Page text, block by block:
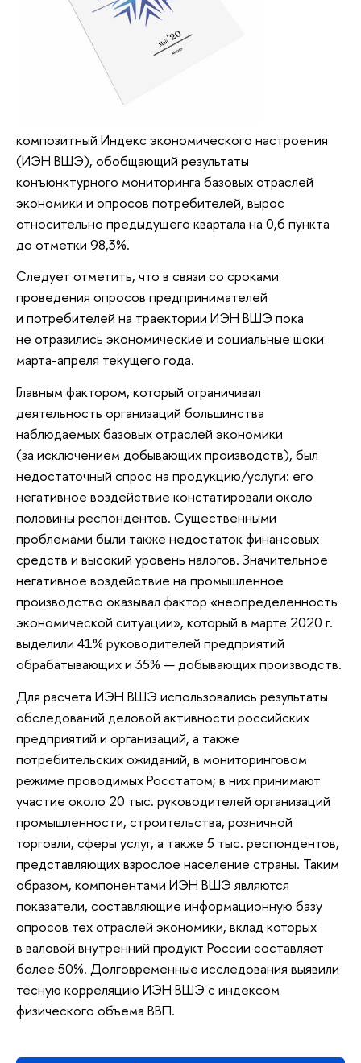
композитный Индекс экономического настроения
(ИЭН ВШЭ), обобщающий результаты
конъюнктурного мониторинга базовых отраслей
экономики и опросов потребителей, вырос
относительно предыдущего квартала на 0,6 пункта
до отметки 98,3%.
Следует отметить, что в связи со сроками
проведения опросов предпринимателей
и потребителей на траектории ИЭН ВШЭ пока
не отразились экономические и социальные шоки
марта-апреля текущего года.
Главным фактором, который ограничивал
деятельность организаций большинства
наблюдаемых базовых отраслей экономики
(за исключением добывающих производств), был
недостаточный спрос на продукцию/услуги: его
негативное воздействие констатировали около
половины респондентов. Существенными
проблемами были также недостаток финансовых
средств и высокий уровень налогов. Значительное
негативное воздействие на промышленное
производство оказывал фактор «неопределенность
экономической ситуации», который в марте 2020 г.
выделили 41% руководителей предприятий
обрабатывающих и 35% — добывающих производств.
Для расчета ИЭН ВШЭ использовались результаты
обследований деловой активности российских
предприятий и организаций, а также
потребительских ожиданий, в мониторинговом
режиме проводимых Росстатом; в них принимают
участие около 20 тыс. руководителей организаций
промышленности, строительства, розничной
торговли, сферы услуг, а также 5 тыс. респондентов,
представляющих взрослое население страны. Таким
образом, компонентами ИЭН ВШЭ являются
показатели, составляющие информационную базу
опросов тех отраслей экономики, вклад которых
в валовой внутренний продукт России составляет
более 50%. Долговременные исследования выявили
тесную корреляцию ИЭН ВШЭ с индексом
физического объема ВВП.